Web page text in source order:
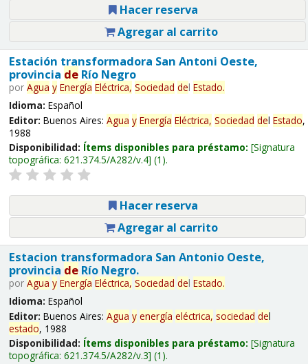
Hacer reserva
Agregar al carrito
Estación transformadora San Antoni Oeste,
provincia deRío Negro
por Agua y Energía Eléctrica, Sociedad del Estado.
Idioma: Español
Editor: Buenos Aires: Agua y Energía Eléctrica, Sociedad del Estado,
1988
Disponibilidad: Ítems disponibles para préstamo: Signatura
topográfica: 621.374.5/A282/v.4 (1).
Hacer reserva
Agregar al carrito
Estacion transformadora San Antonio Oeste,
provincia deRío Negro.
por Agua y Energía Eléctrica, Sociedad del Estado.
Idioma: Español
Editor: Buenos Aires: Agua y energía eléctrica, sociedad del
estado, 1988
Disponibilidad: Ítems disponibles para préstamo: Signatura
topográfica: 621.374.5/A282/v.3 (1).